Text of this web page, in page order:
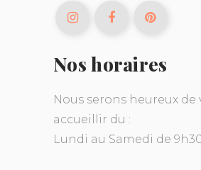
Nos horaires
Nous serons heureux de
accueillir du :
Lundi au Samedi de